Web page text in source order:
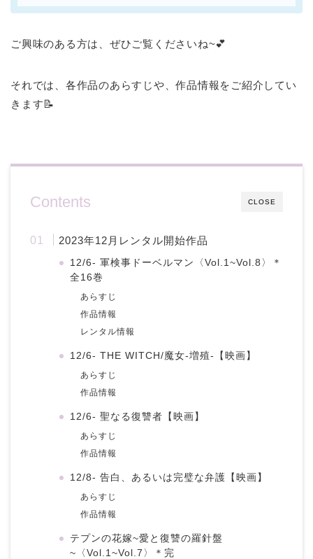
ご興味のある方は、ぜひご覧くださいね~💕
それでは、各作品のあらすじや、作品情報をご紹介してい
きます📝
CLOSE
Contents
2023年12月レンタル開始作品
12/6- 軍検事ドーベルマン〈Vol.1~Vol.8〉＊
全16巻
あらすじ
作品情報
レンタル情報
12/6- THE WITCH/魔女-増殖-【映画】
あらすじ
作品情報
12/6- 聖なる復讐者【映画】
あらすじ
作品情報
12/8- 告白、あるいは完璧な弁護【映画】
あらすじ
作品情報
テプンの花嫁~愛と復讐の羅針盤
~〈Vol.1~Vol.7〉＊完